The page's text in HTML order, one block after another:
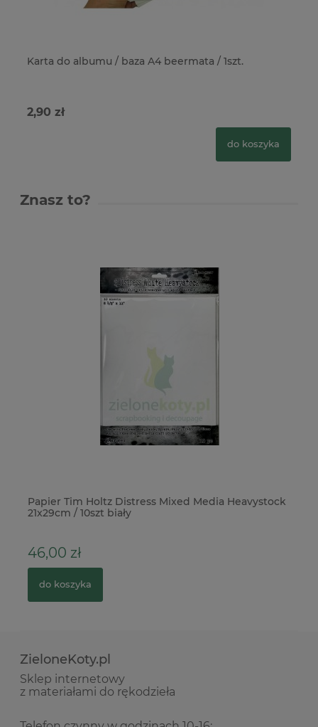
Karta do albumu / baza A4 beermata / 1szt.
2,90 zł
do koszyka
Znasz to?
Papier Tim Holtz Distress Mixed Media Heavystock
21x29cm / 10szt biały
46,00 zł
do koszyka
ZieloneKoty.pl
Sklep internetowy
z materiałami do rękodzieła